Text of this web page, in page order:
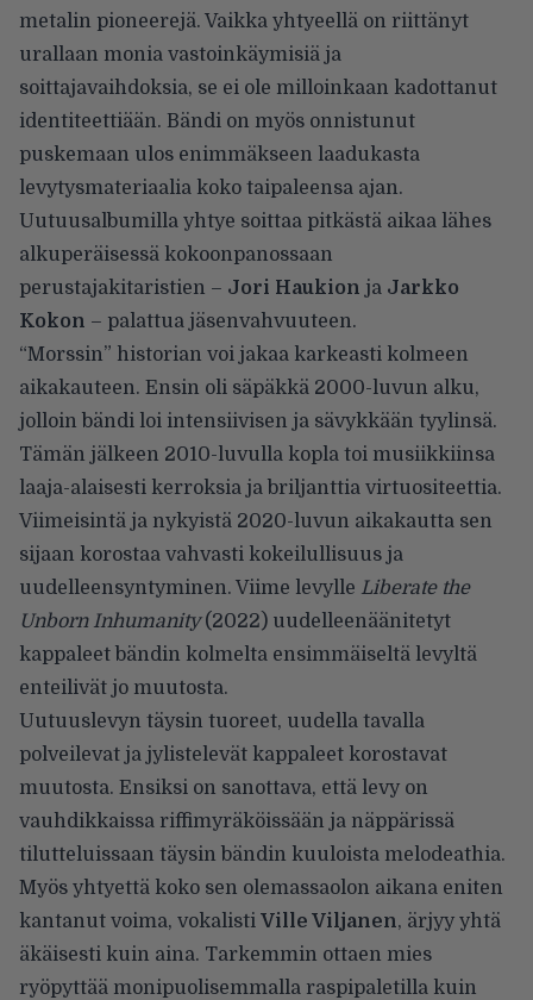
metalin pioneerejä. Vaikka yhtyeellä on riittänyt
urallaan monia vastoinkäymisiä ja
soittajavaihdoksia, se ei ole milloinkaan kadottanut
identiteettiään. Bändi on myös onnistunut
puskemaan ulos enimmäkseen laadukasta
levytysmateriaalia koko taipaleensa ajan.
Uutuusalbumilla yhtye soittaa pitkästä aikaa lähes
alkuperäisessä kokoonpanossaan
perustajakitaristien – Jori Haukion ja Jarkko
Kokon – palattua jäsenvahvuuteen.
“Morssin” historian voi jakaa karkeasti kolmeen
aikakauteen. Ensin oli säpäkkä 2000-luvun alku,
jolloin bändi loi intensiivisen ja sävykkään tyylinsä.
Tämän jälkeen 2010-luvulla kopla toi musiikkiinsa
laaja-alaisesti kerroksia ja briljanttia virtuositeettia.
Viimeisintä ja nykyistä 2020-luvun aikakautta sen
sijaan korostaa vahvasti kokeilullisuus ja
uudelleensyntyminen. Viime levylle Liberate the
Unborn Inhumanity(2022) uudelleenäänitetyt
kappaleet bändin kolmelta ensimmäiseltä levyltä
enteilivät jo muutosta.
Uutuuslevyn täysin tuoreet, uudella tavalla
polveilevat ja jylistelevät kappaleet korostavat
muutosta. Ensiksi on sanottava, että levy on
vauhdikkaissa riffimyräköissään ja näppärissä
tilutteluissaan täysin bändin kuuloista melodeathia.
Myös yhtyettä koko sen olemassaolon aikana eniten
kantanut voima, vokalisti Ville Viljanen, ärjyy yhtä
äkäisesti kuin aina. Tarkemmin ottaen mies
ryöpyttää monipuolisemmalla raspipaletilla kuin